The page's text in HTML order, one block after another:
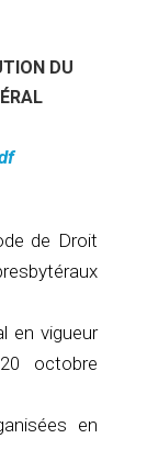
DU
de Droit
en vigueur
octobre
en